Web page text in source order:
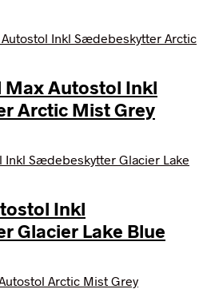
Autostol Inkl
Arctic Mist Grey
Inkl
Glacier Lake Blue